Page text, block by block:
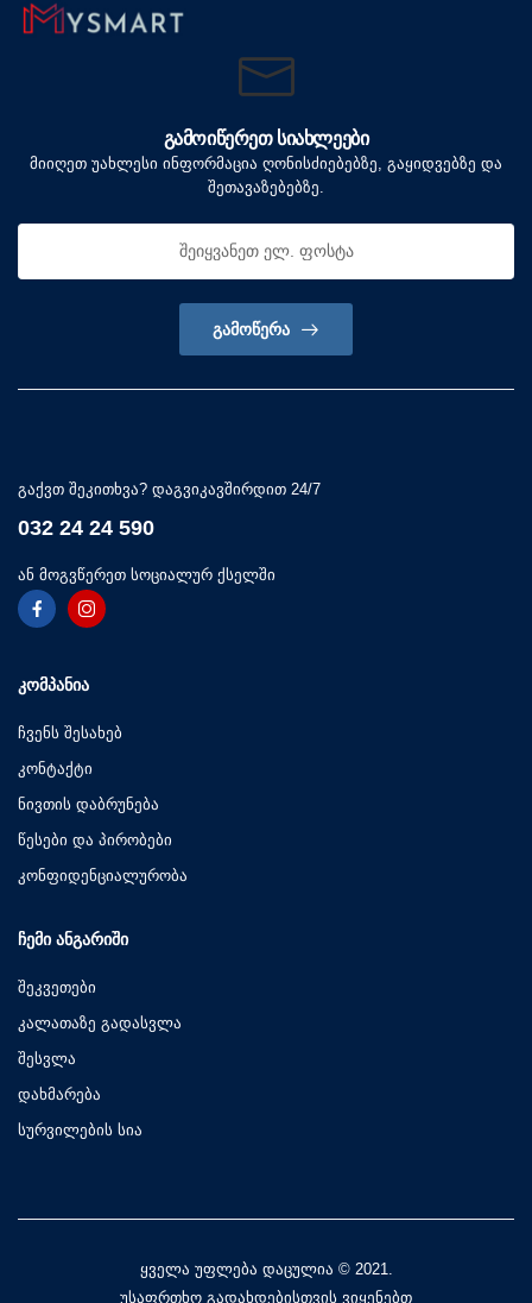
ᲒᲐᲛᲝᲘᲬᲔᲠᲔᲗ ᲡᲘᲐᲮᲚᲔᲔᲑᲘ
მიიღეთ უახლესი ინფორმაცია ღონისძიებებზე, გაყიდვებზე და
შეთავაზებებზე.
ᲒᲐᲛᲝᲬᲔᲠᲐ
გაქვთ შეკითხვა? დაგვიკავშირდით 24/7
032 24 24 590
ან მოგვწერეთ სოციალურ ქსელში
ᲙᲝᲛᲞᲐᲜᲘᲐ
ჩვენს შესახებ
კონტაქტი
ნივთის დაბრუნება
წესები და პირობები
კონფიდენციალურობა
ᲩᲔᲛᲘ ᲐᲜᲒᲐᲠᲘᲨᲘ
შეკვეთები
კალათაზე გადასვლა
შესვლა
დახმარება
სურვილების სია
ყველა უფლება დაცულია © 2021.
უსაფრთხო გადახდებისთვის ვიყენებთ